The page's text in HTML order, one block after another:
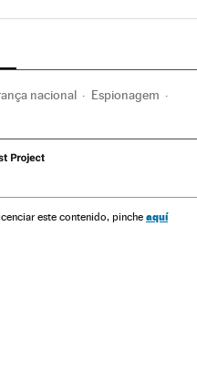
Brasil en Twitter
El País Brasil en Instagram
El País Brasil en
nacional Espionagem
Iêmen
este contenido, pinche aquí